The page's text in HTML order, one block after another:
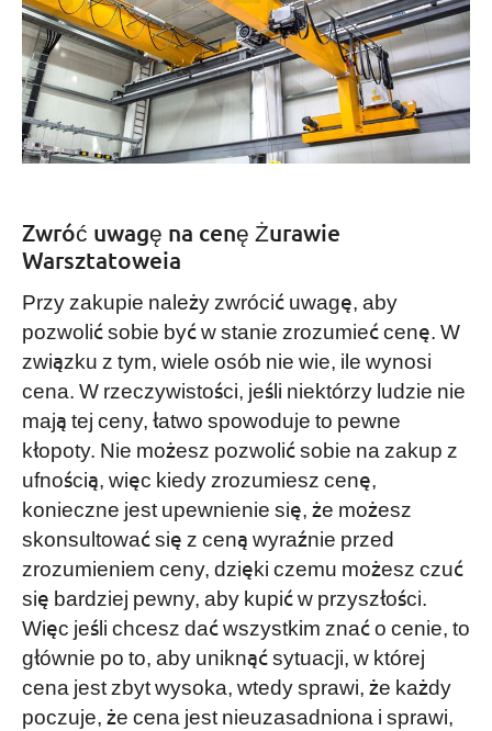
Zwróć uwagę na cenę Żurawie
Warsztatoweia
Przy zakupie należy zwrócić uwagę, aby
pozwolić sobie być w stanie zrozumieć cenę. W
związku z tym, wiele osób nie wie, ile wynosi
cena. W rzeczywistości, jeśli niektórzy ludzie nie
mają tej ceny, łatwo spowoduje to pewne
kłopoty. Nie możesz pozwolić sobie na zakup z
ufnością, więc kiedy zrozumiesz cenę,
konieczne jest upewnienie się, że możesz
skonsultować się z ceną wyraźnie przed
zrozumieniem ceny, dzięki czemu możesz czuć
się bardziej pewny, aby kupić w przyszłości.
Więc jeśli chcesz dać wszystkim znać o cenie, to
głównie po to, aby uniknąć sytuacji, w której
cena jest zbyt wysoka, wtedy sprawi, że każdy
poczuje, że cena jest nieuzasadniona i sprawi,